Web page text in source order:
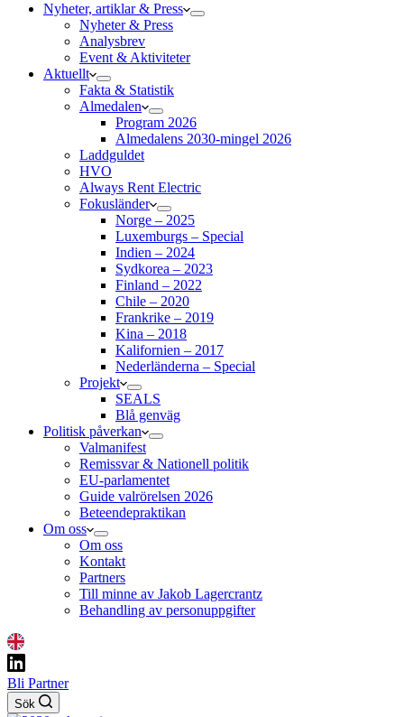
Nyheter, artiklar & Press
Nyheter & Press
Analysbrev
Event & Aktiviteter
Aktuellt
Fakta & Statistik
Almedalen
Program 2026
Almedalens 2030-mingel 2026
Laddguldet
HVO
Always Rent Electric
Fokusländer
Norge – 2025
Luxemburgs – Special
Indien – 2024
Sydkorea – 2023
Finland – 2022
Chile – 2020
Frankrike – 2019
Kina – 2018
Kalifornien – 2017
Nederländerna – Special
Projekt
SEALS
Blå genväg
Politisk påverkan
Valmanifest
Remissvar & Nationell politik
EU-parlamentet
Guide valrörelsen 2026
Beteendepraktikan
Om oss
Om oss
Kontakt
Partners
Till minne av Jakob Lagercrantz
Behandling av personuppgifter
Bli Partner
Sök